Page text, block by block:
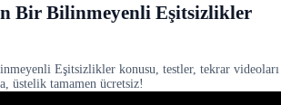
Bir Bilinmeyenli Eşitsizlikler
Eşitsizlikler konusu, testler, tekrar videoları
üstelik tamamen ücretsiz!